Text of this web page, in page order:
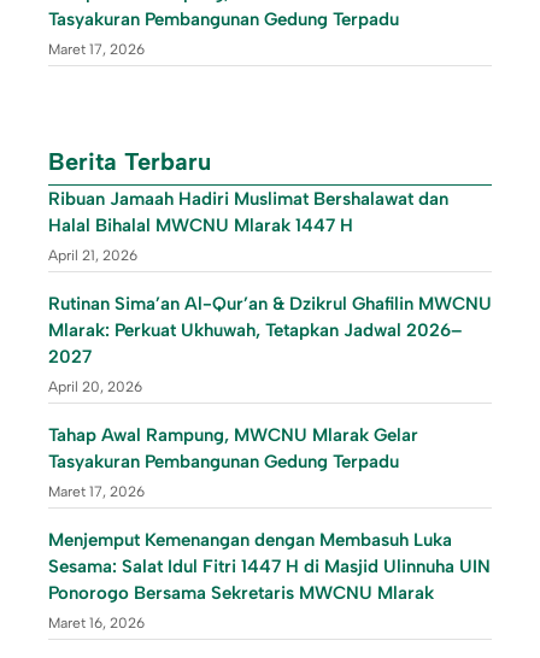
Tasyakuran Pembangunan Gedung Terpadu
Maret 17, 2026
Berita Terbaru
Ribuan Jamaah Hadiri Muslimat Bershalawat dan
Halal Bihalal MWCNU Mlarak 1447 H
April 21, 2026
Rutinan Sima’an Al-Qur’an & Dzikrul Ghafilin MWCNU
Mlarak: Perkuat Ukhuwah, Tetapkan Jadwal 2026–
2027
April 20, 2026
Tahap Awal Rampung, MWCNU Mlarak Gelar
Tasyakuran Pembangunan Gedung Terpadu
Maret 17, 2026
Menjemput Kemenangan dengan Membasuh Luka
Sesama: Salat Idul Fitri 1447 H di Masjid Ulinnuha UIN
Ponorogo Bersama Sekretaris MWCNU Mlarak
Maret 16, 2026